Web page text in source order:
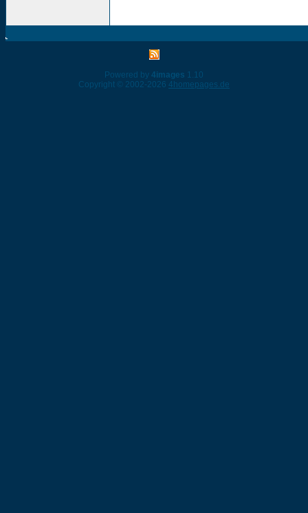
Powered by 4images 1.10
Copyright © 2002-2026 4homepages.de